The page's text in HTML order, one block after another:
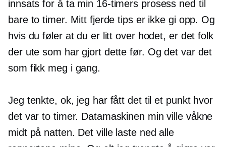
innsats for å ta min 16-timers prosess ned til
bare to timer. Mitt fjerde tips er ikke gi opp. Og
hvis du føler at du er litt over hodet, er det folk
der ute som har gjort dette før. Og det var det
som fikk meg i gang.
Jeg tenkte, ok, jeg har fått det til et punkt hvor
det var to timer. Datamaskinen min ville våkne
midt på natten. Det ville laste ned alle